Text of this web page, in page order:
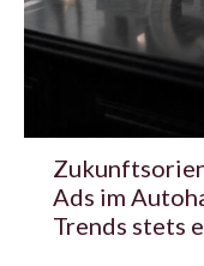
Ads im
Trends stets